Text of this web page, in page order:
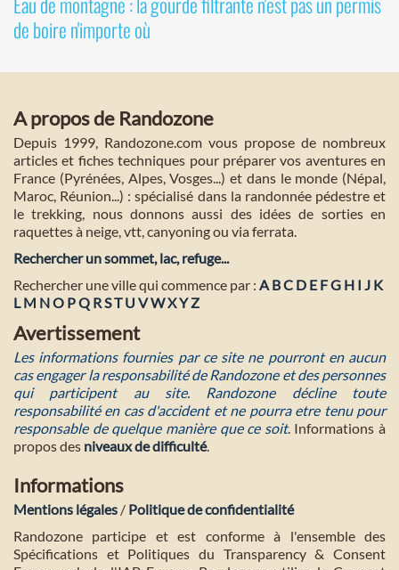
de boire n'importe où
A propos de Randozone
Depuis 1999, Randozone.com vous propose de nombreux
articles et fiches techniques pour préparer vos aventures en
France (Pyrénées, Alpes, Vosges...) et dans le monde (Népal,
Maroc, Réunion...) : spécialisé dans la randonnée pédestre et
le trekking, nous donnons aussi des idées de sorties en
raquettes à neige, vtt, canyoning ou via ferrata.
Rechercher un sommet, lac, refuge...
Rechercher une ville qui commence par : A BC D E FG H I J K
L M NO PQ RST U VWXYZ
Avertissement
Les informations fournies par ce site ne pourront en aucun
cas engager la responsabilité de Randozone et des personnes
qui participent au site. Randozone décline toute
responsabilité en cas d'accident et ne pourra etre tenu pour
responsable de quelque manière que ce soit. Informations à
propos des niveaux de difficulté.
Informations
Mentions légales / Politique de confidentialité
Randozone participe et est conforme à l'ensemble des
Spécifications et Politiques du Transparency & Consent